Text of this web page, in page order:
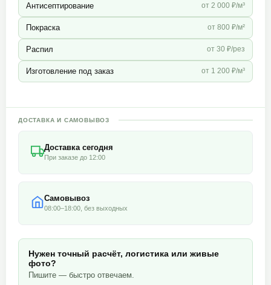
Антисептирование от 2 000 ₽/м³
Покраска от 800 ₽/м²
Распил от 30 ₽/рез
Изготовление под заказ от 1 200 ₽/м³
ДОСТАВКА И САМОВЫВОЗ
Доставка сегодня
При заказе до 12:00
Самовывоз
08:00–18:00, без выходных
Нужен точный расчёт, логистика или живые
фото?
Пишите — быстро отвечаем.